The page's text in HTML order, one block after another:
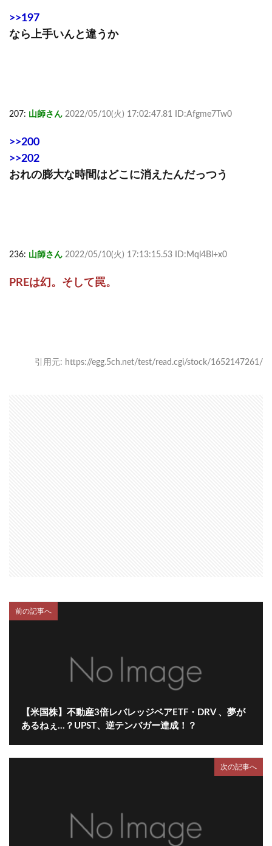
>>197
なら上手いんと違うか
207: 山師さん 2022/05/10(火) 17:02:47.81 ID:Afgme7Tw0
>>200
>>202
おれの膨大な時間はどこに消えたんだっつう
236: 山師さん 2022/05/10(火) 17:13:15.53 ID:Mql4Bl+x0
PREは幻。そして罠。
引用元: https://egg.5ch.net/test/read.cgi/stock/1652147261/
前の記事へ
【米国株】不動産3倍レバレッジベアETF・DRV 、夢が
あるねぇ…？UPST、逆テンバガー達成！？
次の記事へ